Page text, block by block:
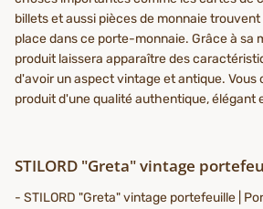
billets et aussi pièces de monnaie
place dans ce porte-monnaie. Grâce à sa
produit laissera apparaître des
d'avoir un aspect vintage et antique. Vous
produit d'une qualité authentique, élégant
STILORD "Greta" vintage
- STILORD "Greta" vintage portefeuille |